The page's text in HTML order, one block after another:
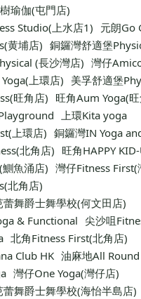
瑜伽(屯門店)
Studio(上水店1)
元朗Go
黄埔店) 銅鑼灣舒適堡
(長沙灣店) 灣仔
上環店) 美孚舒適堡
旺角店) 旺角Aum Yoga(
上環Kita yoga
上環店) 銅鑼灣IN Yoga
北角店) 旺角HAPPY
鰂魚涌店) 灣仔Fitness First(
北角店)
舞爵士舞學校(何文田店)
& Functional 尖沙咀
北角Fitness First(北角店)
Club HK 油麻地All
灣仔One Yoga(灣仔店)
舞爵士舞學校(海怡半島店)